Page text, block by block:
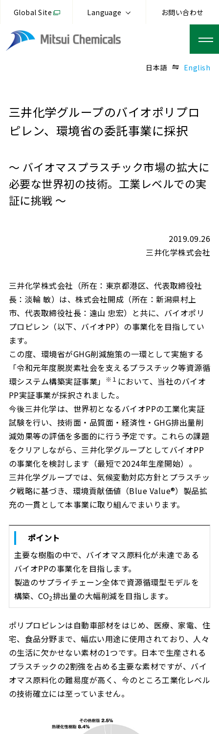
Global Site Language お問い合わせ
日本語 English
三井化学グループのバイオポリプロ
ピレン、環境省の委託事業に採択
～ バイオマスプラスチック市場の拡大に
必要な世界初の技術。工業レベルでの実
証に挑戦 ～
2019.09.26
三井化学株式会社
三井化学株式会社（所在：東京都港区、代表取締役社
長：淡輪 敏）は、株式会社開成（所在：新潟県村上
市、代表取締役社長：遠山 忠宏）と共に、バイオポリ
プロピレン（以下、バイオPP）の事業化を目指してい
ます。
この度、環境省がGHG削減施策の一環として実施する
「令和元年度脱炭素社会を支えるプラスチック等資源循
環システム構築実証事業」
※１ において、当社のバイオ
PP実証事業が採択されました。
今後三井化学は、世界初となるバイオPPの工業化実証
試験を行い、技術面・品質面・経済性・GHG排出量削
減効果等の評価を多面的に行う予定です。これらの課題
をクリアしながら、三井化学グループとしてバイオPP
の事業化を検討します（最短で2024年生産開始）。
三井化学グループでは、気候変動対応方針とプラスチッ
ク戦略に基づき、環境貢献価値（Blue Value®）製品拡
充の一貫として本事業に取り組んでまいります。
ポイント
主要な樹脂の中で、バイオマス原料化が未達である
バイオPPの事業化を目指します。
製造のサプライチェーン全体で資源循環型モデルを
構築、CO2排出量の大幅削減を目指します。
ポリプロピレンは自動車部材をはじめ、医療、家電、住
宅、食品分野まで、幅広い用途に使用されており、人々
の生活に欠かせない素材の1つです。日本で生産される
プラスチックの2割強を占める主要な素材ですが、バイ
オマス原料化の難易度が高く、今のところ工業化レベル
の技術確立には至っていません。